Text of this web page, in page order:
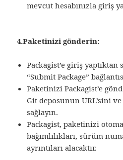
mevcut hesabınızla giriş
4.Paketinizi gönderin:
Packagist’e giriş yaptıktan
“Submit Package”
Paketinizi Packagist’e
Git deposunun URL’sini
sağlayın.
Packagist, paketinizi
bağımlılıkları, sürüm
ayrıntıları alacaktır.